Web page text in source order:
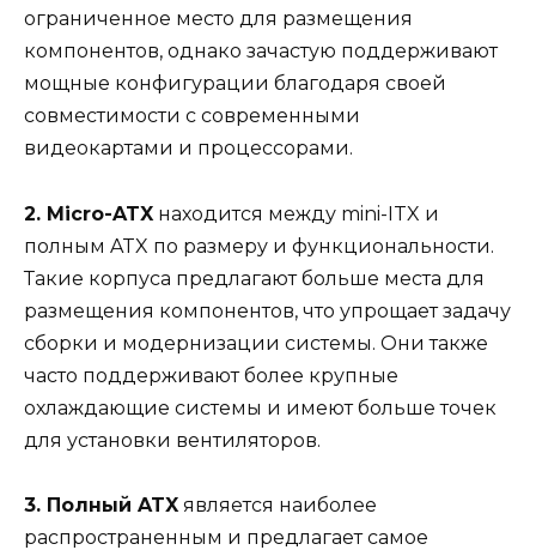
ограниченное место для размещения
компонентов, однако зачастую поддерживают
мощные конфигурации благодаря своей
совместимости с современными
видеокартами и процессорами.
2. Micro-ATX находится между mini-ITX и
полным ATX по размеру и функциональности.
Такие корпуса предлагают больше места для
размещения компонентов, что упрощает задачу
сборки и модернизации системы. Они также
часто поддерживают более крупные
охлаждающие системы и имеют больше точек
для установки вентиляторов.
3. Полный ATX является наиболее
распространенным и предлагает самое